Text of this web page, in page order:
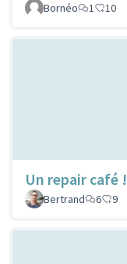
Bornéo
1 10
Un repair café !
Bertrand
6 9